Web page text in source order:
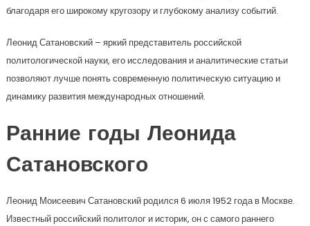
благодаря его широкому кругозору и глубокому анализу событий.
Леонид Сатановский – яркий представитель российской
политологической науки, его исследования и аналитические статьи
позволяют лучше понять современную политическую ситуацию и
динамику развития международных отношений.
Ранние годы Леонида
Сатановского
Леонид Моисеевич Сатановский родился 6 июля 1952 года в Москве.
Известный российский политолог и историк, он с самого раннего